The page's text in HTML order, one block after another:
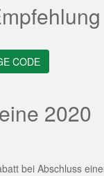
CODE
2020
bei Abschluss